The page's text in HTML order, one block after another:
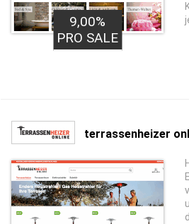
9,00%
PRO SALE
terrassenheizer